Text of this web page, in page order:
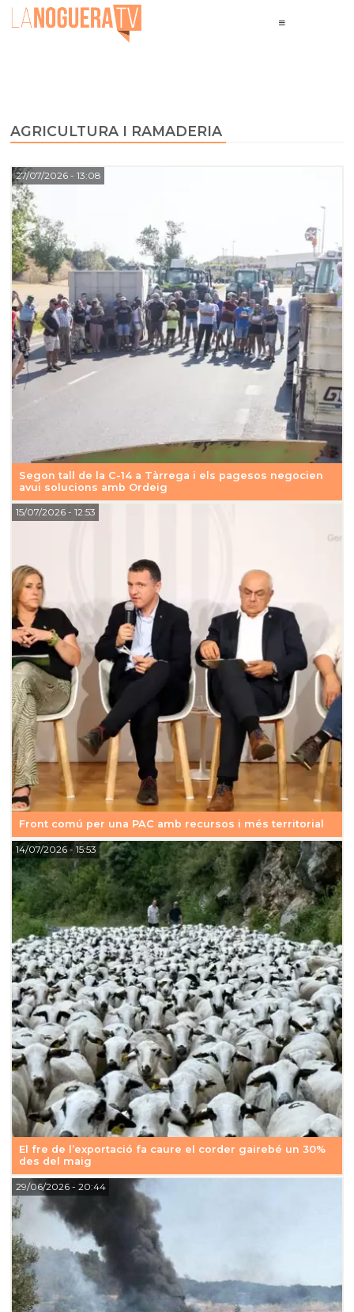
AGRICULTURA I RAMADERIA
Segon tall de la C-14 a Tàrrega i els pagesos negocien
avui solucions amb Ordeig
27/07/2026- 13:08
Front comú per una PAC amb recursos i més territorial
15/07/2026- 12:53
El fre de l’exportació fa caure el corder gairebé un 30%
des del maig
14/07/2026- 15:53
29/06/2026- 20:44